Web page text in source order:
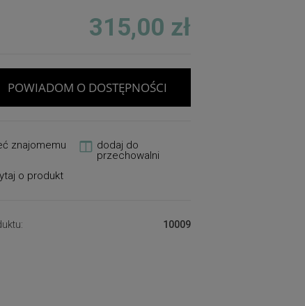
315,00 zł
POWIADOM O DOSTĘPNOŚCI
znajomemu
dodaj do
przechowalni
o produkt
10009